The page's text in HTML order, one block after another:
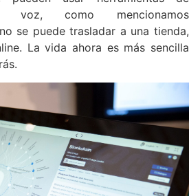
voz, como mencionamos
se puede trasladar a una tienda,
La vida ahora es más sencilla